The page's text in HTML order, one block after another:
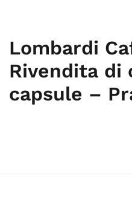
Lombardi
Rivendita di
capsule –